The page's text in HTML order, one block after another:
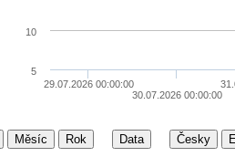
29.07.2026 00:00:00
30.07.2026 00:00:00
5
10
Měsíc Rok Data Česky